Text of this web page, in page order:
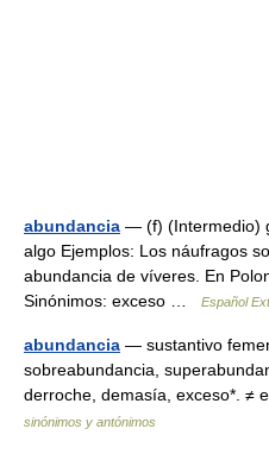
abundancia — (f) (Intermedio)
algo Ejemplos: Los náufragos
abundancia de víveres. En
Sinónimos: exceso …
Español
abundancia — sustantivo
sobreabundancia,
derroche, demasía, exceso*. ≠
sinónimos y antónimos